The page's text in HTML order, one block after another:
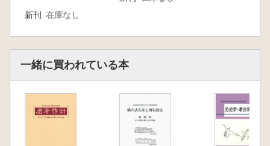
加藤真理子「宮崎県における縄文時代草創期遺
跡の様相」
湯場﨑辰巳「鹿児島県の縄文時代草創期の様
相」
大堀皓平「沖縄県の縄文時代草創期の様相」
【2018年の動向―各県の調査事例と報告書】
新刊 在庫なし
一緒に買われている本